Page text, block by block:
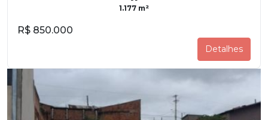
1.177 m²
R$ 850.000
Detalhes